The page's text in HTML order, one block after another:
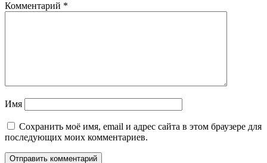
Комментарий *
Имя
Сохранить моё имя, email и адрес сайта в этом браузере для
последующих моих комментариев.